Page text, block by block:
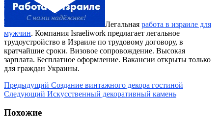
Легальная работа в израиле для
мужчин. Компания Israeliwork предлагает легальное
трудоустройство в Израиле по трудовому договору, в
кратчайшие сроки. Визовое сопровождение. Высокая
зарплата. Бесплатное оформление. Вакансии открыты только
для граждан Украины.
Предыдущий Создание винтажного декора гостиной
Следующий Искусственный декоративный камень
Похожие